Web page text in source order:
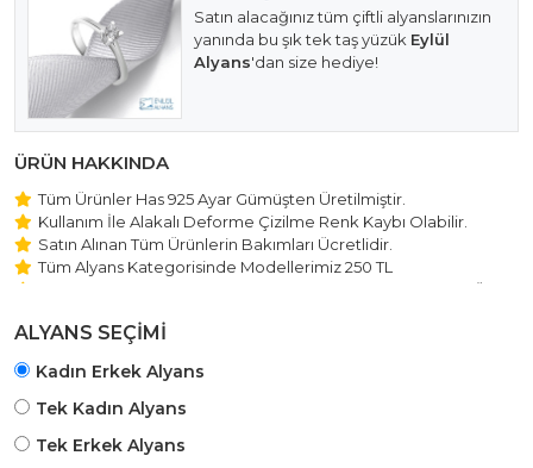
Satın alacağınız tüm çiftli alyanslarınızın
yanında bu şık tek taş yüzük Eylül
Alyans'dan size hediye!
ÜRÜN HAKKINDA
Tüm Ürünler Has 925 Ayar Gümüşten Üretilmiştir.
Kullanım İle Alakalı Deforme Çizilme Renk Kaybı Olabilir.
Satın Alınan Tüm Ürünlerin Bakımları Ücretlidir.
Tüm Alyans Kategorisinde Modellerimiz 250 TL
Beştaş Tektaş Kolye ve Bileklik Modellerimiz 150 TL Sabit Ücret
ALYANS SEÇİMİ
Kadın Erkek Alyans
Tek Kadın Alyans
Tek Erkek Alyans